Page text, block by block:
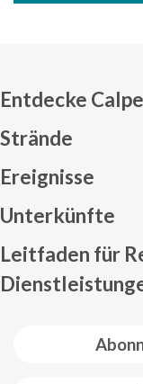
Entdecke Calpe
Strände
Ereignisse
Unterkünfte
Leitfaden für